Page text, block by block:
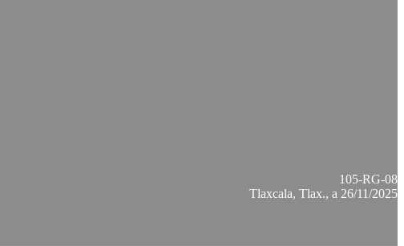
105-RG-08
Tlaxcala, Tlax., a 26/11/2025